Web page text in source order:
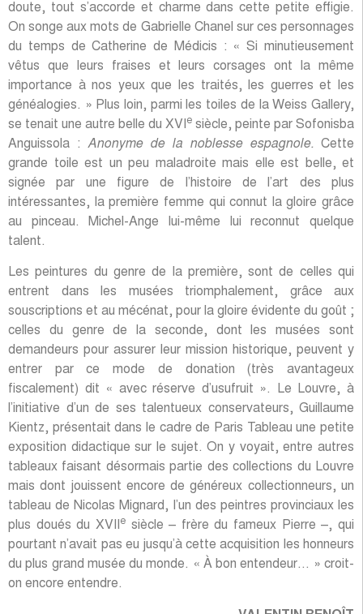
doute, tout s’accorde et charme dans cette petite effigie.
On songe aux mots de Gabrielle Chanel sur ces personnages
du temps de Catherine de Médicis : « Si minutieusement
vêtus que leurs fraises et leurs corsages ont la même
importance à nos yeux que les traités, les guerres et les
généalogies. » Plus loin, parmi les toiles de la Weiss Gallery,
se tenait une autre belle du XVI e siècle, peinte par Sofonisba
Anguissola : Anonyme de la noblesse espagnole. Cette
grande toile est un peu maladroite mais elle est belle, et
signée par une figure de l’histoire de l’art des plus
intéressantes, la première femme qui connut la gloire grâce
au pinceau. Michel-Ange lui-même lui reconnut quelque
talent.
Les peintures du genre de la première, sont de celles qui
entrent dans les musées triomphalement, grâce aux
souscriptions et au mécénat, pour la gloire évidente du goût ;
celles du genre de la seconde, dont les musées sont
demandeurs pour assurer leur mission historique, peuvent y
entrer par ce mode de donation (très avantageux
fiscalement) dit « avec réserve d’usufruit ». Le Louvre, à
l’initiative d’un de ses talentueux conservateurs, Guillaume
Kientz, présentait dans le cadre de Paris Tableau une petite
exposition didactique sur le sujet. On y voyait, entre autres
tableaux faisant désormais partie des collections du Louvre
mais dont jouissent encore de généreux collectionneurs, un
tableau de Nicolas Mignard, l’un des peintres provinciaux les
plus doués du XVII
esiècle – frère du fameux Pierre –, qui
pourtant n’avait pas eu jusqu’à cette acquisition les honneurs
du plus grand musée du monde. « À bon entendeur… » croit-
on encore entendre.